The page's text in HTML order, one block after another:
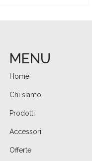
MENU
Home
Chi siamo
Prodotti
Accessori
Offerte